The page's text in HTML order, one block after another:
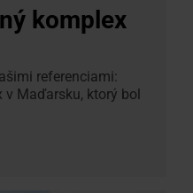
komplex
referenciami:
v Maďarsku, ktorý bol